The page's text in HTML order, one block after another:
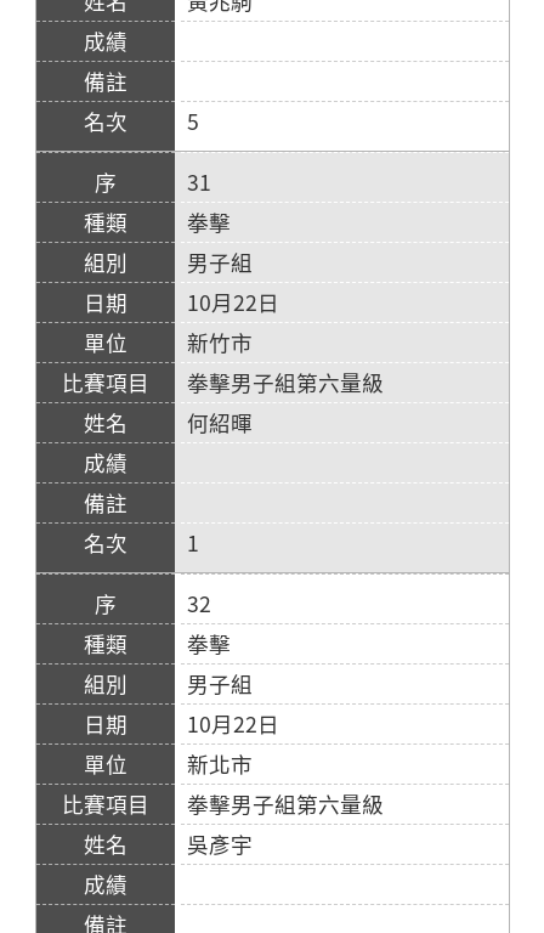
5
31
拳擊
男子組
10月22日
新竹市
拳擊男子組第六量級
何紹暉
1
32
拳擊
男子組
10月22日
新北市
拳擊男子組第六量級
吳彥宇